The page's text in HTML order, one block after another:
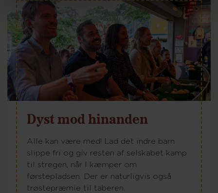
Dyst mod hinanden
Alle kan være med! Lad det indre barn
slippe fri og giv resten af selskabet kamp
til stregen, når I kæmper om
førstepladsen. Der er naturligvis også
trøstepræmie til taberen.